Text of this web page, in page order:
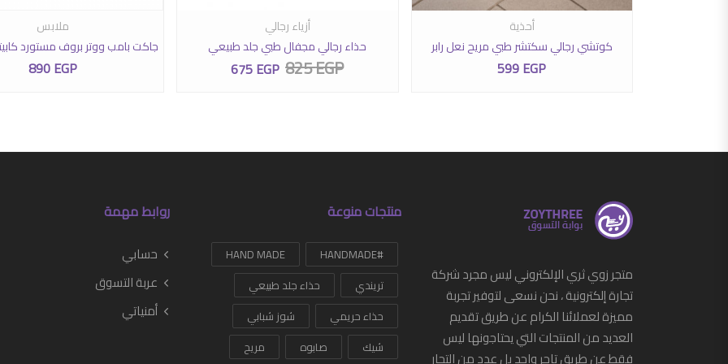
لهذا المنتج. يمكن اختيار الخيارات على صفحة المنتج
تحديد أحد الخيارات
هناك العديد من الأشكال المختلفة لهذا المنتج. يمكن اختيار الخيارات على صفحة المنتج
أحذية
كوتشي رجالي سكتشر طبي مريح نعل رابر
599EGP
أزياء رجالي
حذاء رجالي مجفال طبي جلد طبيعي
825EGP السعر الأصلي هو: 825 EGP.
675EGP
ملابس
جاكت بامب ووتر بروف مستورد
890EGP
متجر زوي ثري الإلكتروني ليس مجرد شركة
تجارة إلكترونية ، نحن نسعى لتوفير تجربة
مميزة لعملائنا الكرام عن طريق تقديم
العديد من المنتجات التي يحتاجونها ليس
فقط عن طريق تاجر واحد بل عدد من التجار
منتجات منوعة
#HANDMADE
HAND MADE
تريندي
حذاء جلد طبيعي
حذاء حريمي
شوز شبابي
شيك
صابوه مريح
روابط مهمة
حسابي
عربة التسوق
أمنياتي